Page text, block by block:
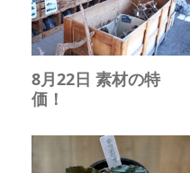
8月22日 素材の特
価！